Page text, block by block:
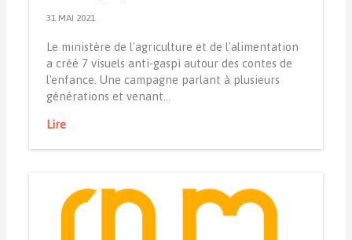
31 MAI 2021
Le ministère de l'agriculture et de l'alimentation
a créé 7 visuels anti-gaspi autour des contes de
l'enfance. Une campagne parlant à plusieurs
générations et venant…
Lire